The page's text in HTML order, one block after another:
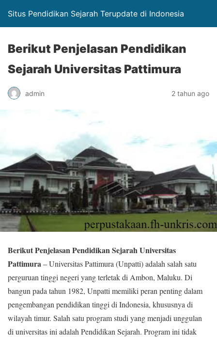
Situs Pendidikan Sejarah Terupdate di Indonesia
Berikut Penjelasan Pendidikan
Sejarah Universitas Pattimura
admin 2 tahun ago
Berikut Penjelasan Pendidikan Sejarah Universitas
Pattimura– Universitas Pattimura (Unpatti) adalah salah satu
perguruan tinggi negeri yang terletak di Ambon, Maluku. Di
bangun pada tahun 1982, Unpatti memiliki peran penting dalam
pengembangan pendidikan tinggi di Indonesia, khususnya di
wilayah timur. Salah satu program studi yang menjadi unggulan
di universitas ini adalah Pendidikan Sejarah. Program ini tidak